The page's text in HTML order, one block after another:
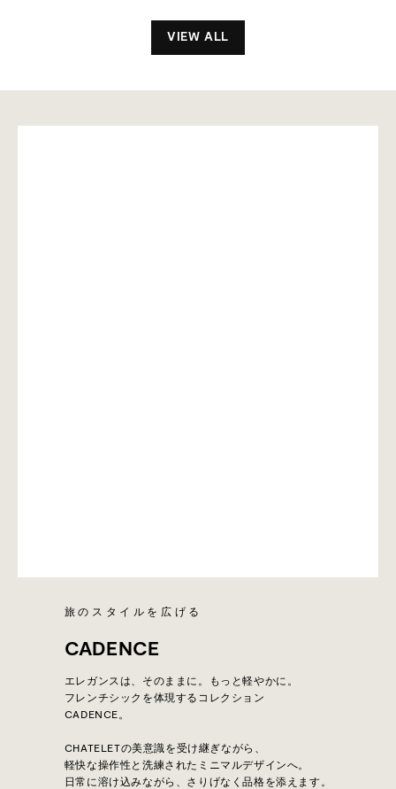
,
8
VIEW ALL
旅のスタイルを広げる
CADENCE
エレガンスは、そのままに。もっと軽やかに。
フレンチシックを体現するコレクション
CADENCE。
CHATELETの美意識を受け継ぎながら、
軽快な操作性と洗練されたミニマルデザインへ。
日常に溶け込みながら、さりげなく品格を添えます。